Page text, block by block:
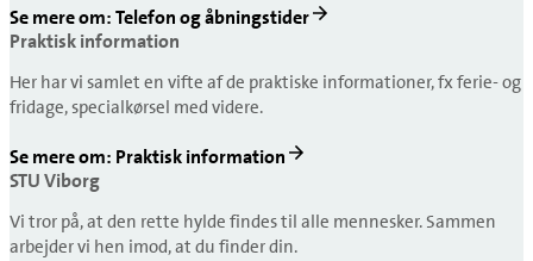
Se mere om: Telefon og åbningstider
Praktisk information
Her har vi samlet en vifte af de praktiske informationer, fx ferie- og
fridage, specialkørsel med videre.
Se mere om: Praktisk information
STU Viborg
Vi tror på, at den rette hylde findes til alle mennesker. Sammen
arbejder vi hen imod, at du finder din.